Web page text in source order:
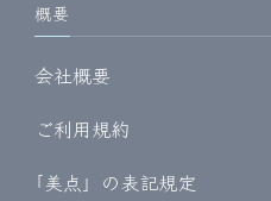
概要
会社概要
ご利用規約
｢美点」の表記規定